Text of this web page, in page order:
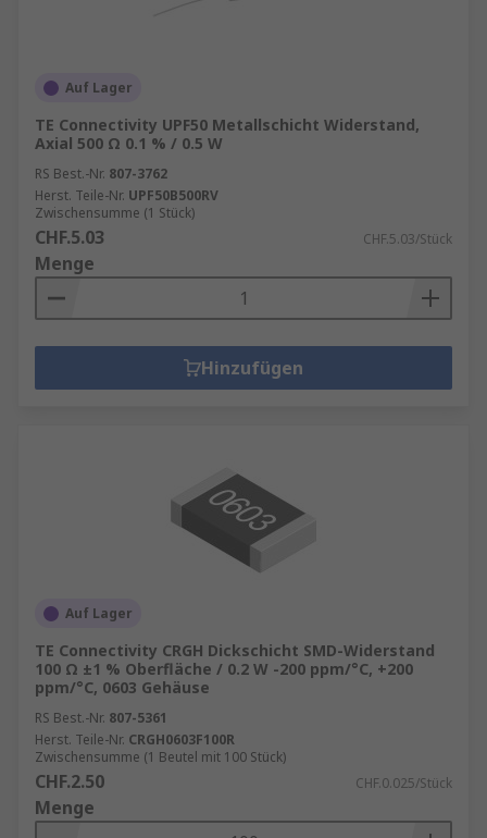
Bereitstellen einer Vorspannung für aktive
Abschluss von Übertragungsleitungen
Auf Lager
TE Connectivity UPF50 Metallschicht Widerstand,
Axial 500 Ω 0.1 % / 0.5 W
RS Best.-Nr. 807-3762
Herst. Teile-Nr. UPF50B500RV
Zwischensumme (1 Stück)
CHF.5.03 CHF.5.03/Stück
Menge
Hinzufügen
Auf Lager
TE Connectivity CRGH Dickschicht SMD-Widerstand
100 Ω ±1 % Oberfläche / 0.2 W -200 ppm/°C, +200
ppm/°C, 0603 Gehäuse
RS Best.-Nr. 807-5361
Herst. Teile-Nr. CRGH0603F100R
Zwischensumme (1 Beutel mit 100 Stück)
CHF.2.50 CHF.0.025/Stück
Menge